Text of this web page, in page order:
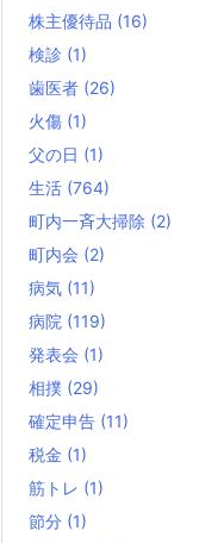
株主優待品 (16)
検診 (1)
歯医者 (26)
火傷 (1)
父の日 (1)
生活 (764)
町内一斉大掃除 (2)
町内会 (2)
病気 (11)
病院 (119)
発表会 (1)
相撲 (29)
確定申告 (11)
税金 (1)
筋トレ (1)
節分 (1)